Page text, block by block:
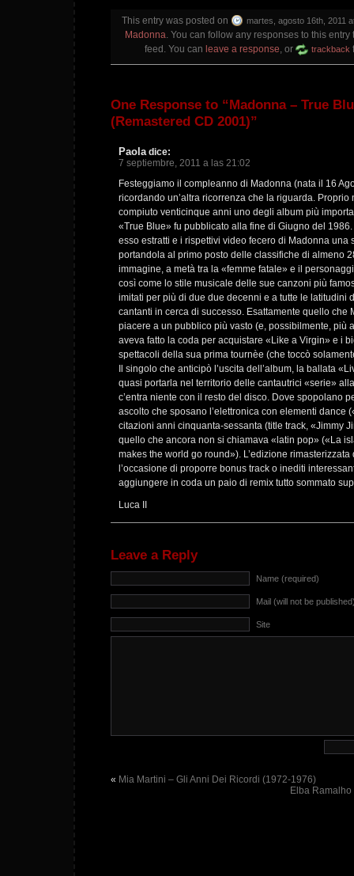
This entry was posted on martes, agosto 16th, 2011
Madonna. You can follow any responses to this
feed. You can leave a response, or trackback
One Response to “Madonna – True
(Remastered CD 2001)”
Paola dice:
7 septiembre, 2011 a las 21:02
Festeggiamo il compleanno di Madonna (nata il 16
ricordando un’altra ricorrenza che la riguarda. Proprio
compiuto venticinque anni uno degli album più
«True Blue» fu pubblicato alla fine di Giugno del
esso estratti e i rispettivi video fecero di Madonna una
portandola al primo posto delle classifiche di almeno
immagine, a metà tra la «femme fatale» e il
così come lo stile musicale delle sue canzoni più
imitati per più di due due decenni e a tutte le latitudini
cantanti in cerca di successo. Esattamente quello che
piacere a un pubblico più vasto (e, possibilmente, più
aveva fatto la coda per acquistare «Like a Virgin» e i
spettacoli della sua prima tournèe (che toccò
Il singolo che anticipò l’uscita dell’album, la ballata
quasi portarla nel territorio delle cantautrici «serie»
c’entra niente con il resto del disco. Dove spopolano
ascolto che sposano l’elettronica con elementi dance
citazioni anni cinquanta-sessanta (title track, «Jimmy
quello che ancora non si chiamava «latin pop» («La
makes the world go round»). L’edizione
l’occasione di proporre bonus track o inediti
aggiungere in coda un paio di remix tutto sommato
Luca II
Leave a Reply
Name (required)
Mail (will not be
Site
« Mia Martini – Gli Anni Dei Ricordi (1972-1976)
Elba